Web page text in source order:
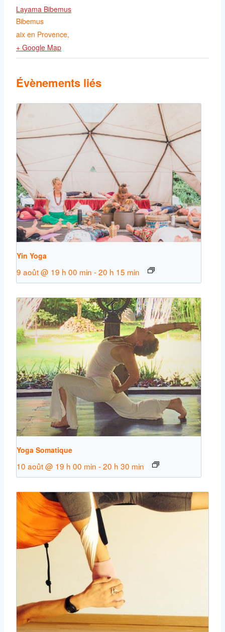
Layama Bibemus
Bibemus
aix en Provence,
+ Google Map
Évènements liés
Yin Yoga
9 août @ 19 h 00 min -20 h 15 min
Yoga Somatique
10 août @ 19 h 00 min -20 h 30 min